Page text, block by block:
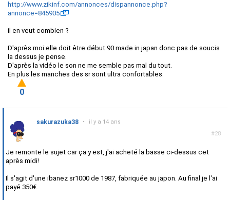
http://www.zikinf.com/annonces/dispannonce.php?
annonce=845905
il en veut combien ?
D'après moi elle doit être début 90 made in japan donc pas de soucis
la dessus je pense.
D'après la vidéo le son ne me semble pas mal du tout.
En plus les manches des sr sont ultra confortables.
0
#28
sakurazuka38 • il y a 14 ans
Je remonte le sujet car ça y est, j'ai acheté la basse ci-dessus cet
après midi!
Il s'agit d'une ibanez sr1000 de 1987, fabriquée au japon. Au final je l'ai
payé 350€.